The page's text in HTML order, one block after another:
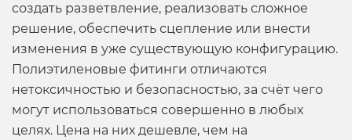
создать разветвление, реализовать сложное
решение, обеспечить сцепление или внести
изменения в уже существующую конфигурацию.
Полиэтиленовые фитинги отличаются
нетоксичностью и безопасностью, за счёт чего
могут использоваться совершенно в любых
целях. Цена на них дешевле, чем на